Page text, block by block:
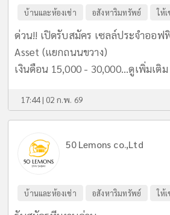
บ้านและห้องเช่า อสังหาริมทรัพย์ ให้
ด่วน!! เปิดรับสมัคร เซลล์ประจำออฟ
Asset (แยกถนนขวาง)
เงินดือน 15,000 - 30,000...ดูเพิ่มเติม
17:44 | 02 ก.พ. 69
50 Lemons co.,Ltd
บ้านและห้องเช่า อสังหาริมทรัพย์ ให้